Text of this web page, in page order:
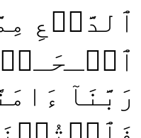
ٱلدَّمۡعِ
رَبَّنَآ